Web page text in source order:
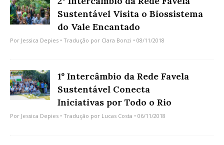
Sustentável Visita o Biossistema
do Vale Encantado
Por Jessica Depies • Tradução por Clara Bonzi • 08/11/2018
1º Intercâmbio da Rede Favela
Sustentável Conecta
Iniciativas por Todo o Rio
Por Jessica Depies • Tradução por Lucas Costa • 06/11/2018